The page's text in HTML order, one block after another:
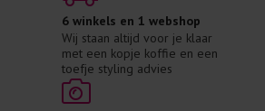
6 winkels en 1 webshop
Wij staan altijd voor je klaar
met een kopje koffie en een
toefje styling advies